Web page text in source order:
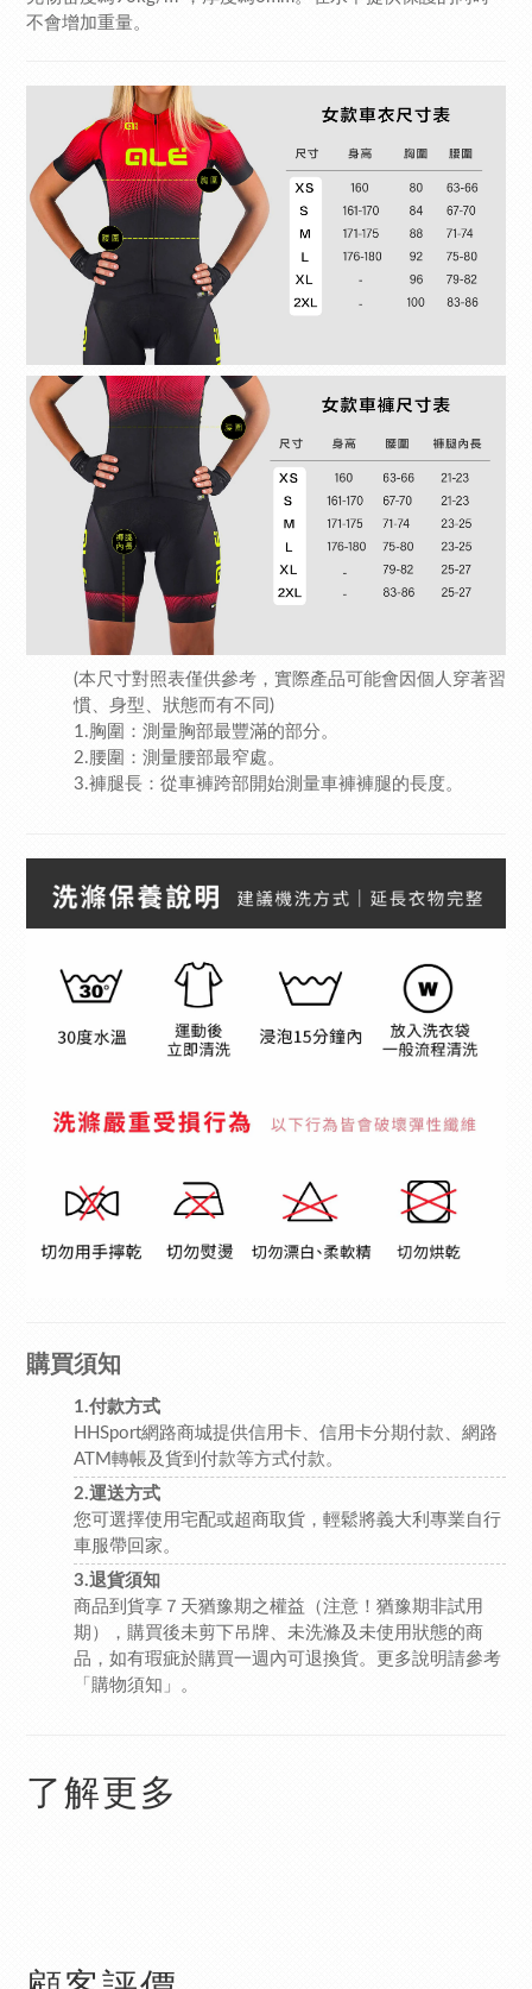
不會增加重量。
(本尺寸對照表僅供參考，實際產品可能會因個人穿著習
慣、身型、狀態而有不同)
1.胸圍：測量胸部最豐滿的部分。
2.腰圍：測量腰部最窄處。
3.褲腿長：從車褲跨部開始測量車褲褲腿的長度。
購買須知
1.付款方式
HHSport網路商城提供信用卡、信用卡分期付款、網路
ATM轉帳及貨到付款等方式付款。
2.運送方式
您可選擇使用宅配或超商取貨，輕鬆將義大利專業自行
車服帶回家。
3.退貨須知
商品到貨享７天猶豫期之權益（注意！猶豫期非試用
期），購買後未剪下吊牌、未洗滌及未使用狀態的商
品，如有瑕疵於購買一週內可退換貨。更多說明請參考
「購物須知」
。
了解更多